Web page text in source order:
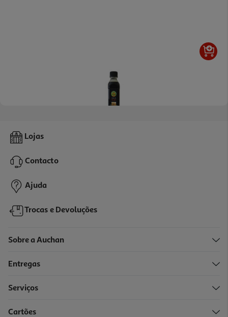
Molho Cem Porcento De Soja 200ml
1,89 €
Lojas
Contacto
Ajuda
Trocas e Devoluções
Sobre a Auchan
Entregas
Serviços
Cartões